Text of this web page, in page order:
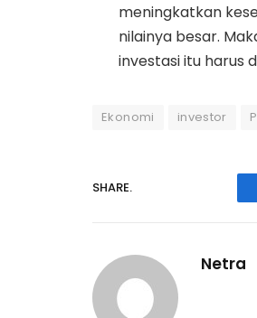
meningkatkan
nilainya besar.
investasi itu harus
Ekonomi investor
SHARE.
Netra